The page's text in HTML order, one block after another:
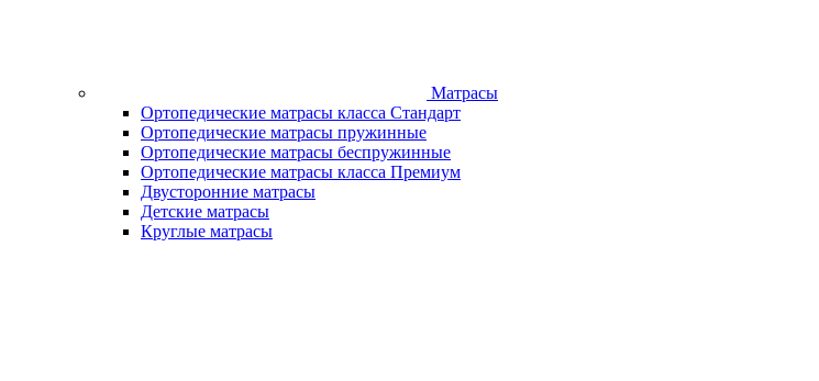
Матрасы
Ортопедические матрасы класса Стандарт
Ортопедические матрасы пружинные
Ортопедические матрасы беспружинные
Ортопедические матрасы класса Премиум
Двусторонние матрасы
Детские матрасы
Круглые матрасы